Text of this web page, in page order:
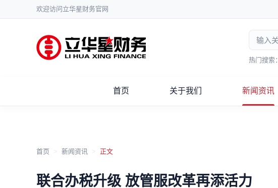
欢迎访问立华星财务官网
热门搜索：
首页 关于我们 新闻资讯
首页 新闻资讯 正文
联合办税升级 放管服改革再添活力